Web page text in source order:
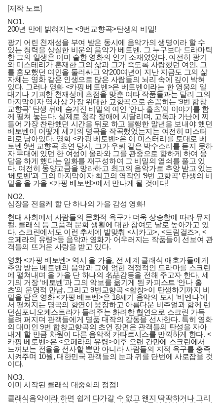
[제작 노트]
NO1.
200년 만에 밝혀지는 <9번교향곡>탄생의 비밀!
광기 어린 천재성을 부여 받은 동시에 음악가의 생명이라 할 수
있는 청력을 상실한 비운의 음악가 베토벤. 그 누구보다 드라마틱
한 그의 일생은 이미 숱한 영화의 인기 소재였었다. 여전히 광기
와 미스테리가 혼재한 그의 삶과 그가 죽도록 사랑했던 여인, 그
를 흠모했던 여인을 둘러싸고 약200여년이 지난 지금도 그의 삶
자체는 영화 같은 인생으로 많은 사람들의 뇌리 속에 깊이 박혀
있다. 그러나 영화 <카핑 베토벤>은 베토벤이라는 한 영웅의 일
대기나 기괴한 천재성에 초점을 맞춘 여타 작품들과는 달리 그의
마지막이자 역사상 가장 위대한 교향곡으로 손꼽히는 ‘9번 합창
교향곡’ 탄생 뒤에 숨겨진 비밀의 여인 ‘안나 홀츠’의 이야기를 함
께 펼쳐 놓는다. 실제로 청각 장애에 시달리며, 고독과 가난에 찌
들어 가장 찬란했던 시간을 뒤로 하고 불행한 말년을 보내야 했던
베토벤이 어떻게 세기의 명곡을 작곡했었는지는 여전히 미스터
리로 남아있다. 영화 <카핑 베토벤>은 이 미스터리를 토대로 베
토벤 9번 교향곡 초연 당시, 그가 우뢰 같은 박수소리를 듣지 못하
자 무대에 있던 한 여성이 올라와 그를 관중으로 향하게 하여 응
답을 하게 했다는 일화를 재구성하여 그 비밀의 열쇠를 풀고 있
다. 여전히 동양고금을 망라하고 최고의 음악가로 추앙 받고 있는
‘베토벤’과 그의 마지막이자 최고의 역작인 ‘9번 교향곡’ 탄생의 비
밀을 올 가을 <카핑 베토벤>에서 만나게 될 것이다!
NO2.
심장을 전율케 할 단 하나의 가을 감성 영화!
현대 사회에서 사람들의 문화적 욕구가 더욱 상승함에 따라 뮤지
컬, 클래식 등 고품격 문화 생활에 대한 참여도 날로 높아가고 있
다. 스크린에서도 이런 추세에 발맞춰 <시카고>, <드림걸즈>, <
오페라의 유령>등 음악과 영화가 어우러지는 작품들이 선보여 관
객들의 뜨거운 사랑을 받고 있다.
영화 <카핑 베토벤> 역시 올 가을, 전 세계 클래식 애호가들에게
추앙 받는 베토벤의 음악과 그에 얽힌 격정적인 드라마를 스크린
에 펼쳐내며 올 가을 단 하나의 名品감동을 전해 주고자 한다. 세
기의 거장 ‘베토벤’과 그의 악보를 옮기게 된 카피스트 ‘안나 홀
츠’의 운명적 만남, 그리고 9번교향곡 <합창>이 탄생하기까지 비
밀을 담은 영화 <카핑 베토벤>은 18세기 음악의 도시 ‘비엔나’에
서 펼쳐지는 명곡의 향연이 웅장하고 아름다운 비주얼과 함께 런
던심포니오케스트라가 들려주는 화려한 협연으로 스크린 가득
울려 퍼지며 관객들에게 명품 대작의 감동을 선사한다. 특히 영화
의 대미인 9번 합창교향곡의 초연 장면은 관객들의 탄성을 자아
내게 할 만큼 차원이 다른 음악적 카타르시스를 만끽하게 한다. <
카핑 베토벤>은 <오페라의 유령>이후 오랜 간만에 스크린에서
느껴보는 전율을 선사할 뿐만 아니라 사람들의 지적 욕구를 충족
시켜주며 10월, 대한민국 관객들의 눈과 귀를 단번에 사로잡을 것
이다.
NO3.
이미 시작된 클래식 대중화의 정점!
클래식음악이라 하면 쉽게 다가갈 수 없고 왠지 딱딱하거나 고리